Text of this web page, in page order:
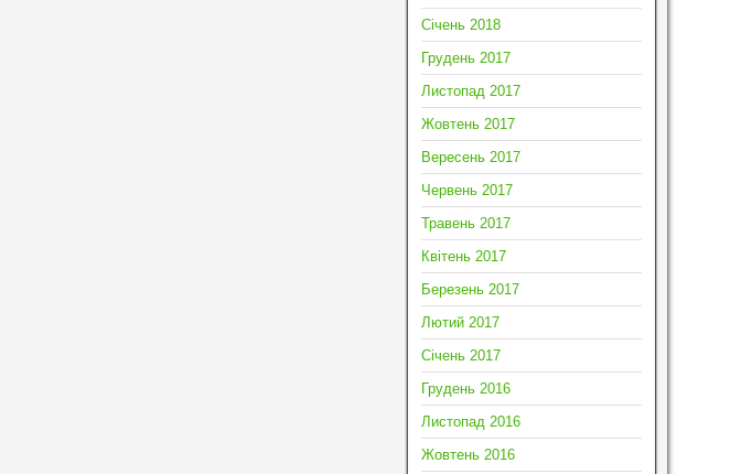
Січень 2018
Грудень 2017
Листопад 2017
Жовтень 2017
Вересень 2017
Червень 2017
Травень 2017
Квітень 2017
Березень 2017
Лютий 2017
Січень 2017
Грудень 2016
Листопад 2016
Жовтень 2016